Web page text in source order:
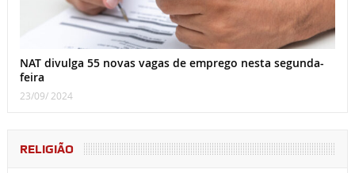
NAT divulga 55 novas vagas de emprego nesta segunda-
feira
23/09/ 2024
RELIGIÃO